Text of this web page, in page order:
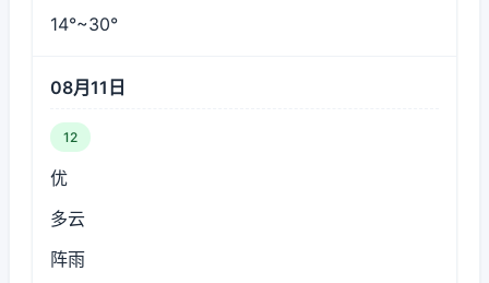
14°~30°
08月11日
12
优
多云
阵雨